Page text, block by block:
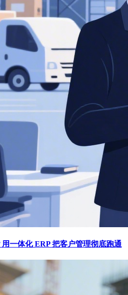
一体化 ERP 把客户管理彻底跑通